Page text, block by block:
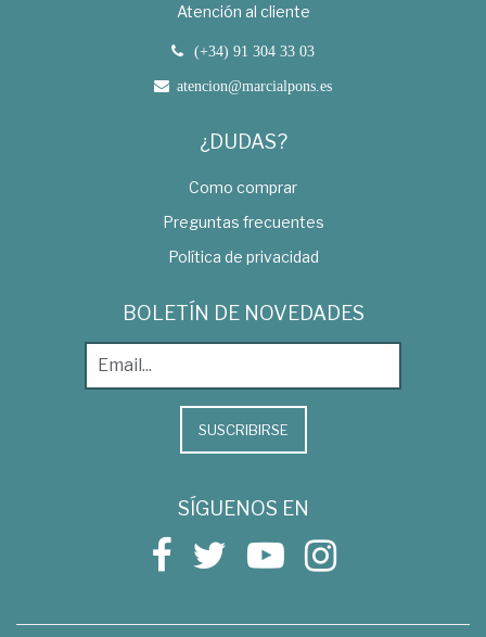
Atención al cliente
(+34) 91 304 33 03
atencion@marcialpons.es
¿DUDAS?
Como comprar
Preguntas frecuentes
Política de privacidad
BOLETÍN DE NOVEDADES
SUSCRIBIRSE
SÍGUENOS EN